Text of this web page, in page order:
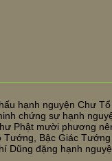
hạnh nguyện Chư
chứng sự hạnh
Phật mười phương
Bậc Giác
Dũng đặng hạnh